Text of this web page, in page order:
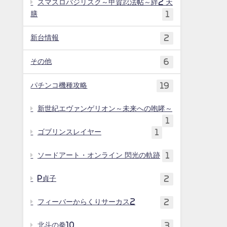
スマスロバジリスク～甲賀忍法帖～絆2 天
膳
新台情報 2
その他 6
パチンコ機種攻略 19
新世紀エヴァンゲリオン～未来への咆哮～
ゴブリンスレイヤー
ソードアート・オンライン 閃光の軌跡
P貞子 2
フィーバーからくりサーカス2 2
北斗の拳10